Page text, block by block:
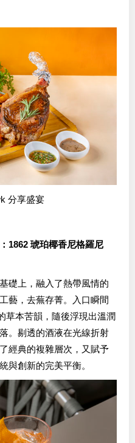
分享盛宴
1862 琥珀椰香尼格羅尼
礎上，融入了熱帶風情的
藝，去蕪存菁。入口瞬間
草本苦韻，隨後浮現出溫潤
。剔透的酒液在光線折射
經典的複雜層次，又賦予
與創新的完美平衡。